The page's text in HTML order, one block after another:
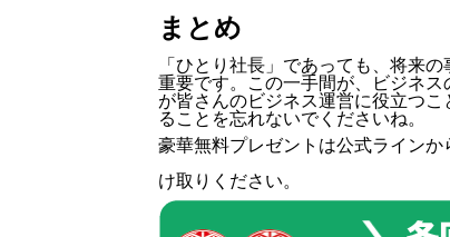
まとめ
「ひとり社長」であっても、将来
重要です。この一手間が、ビジネ
が皆さんのビジネス運営に役立つ
ることを忘れないでくださいね。
豪華無料プレゼントは公式ラインか
け取りください。